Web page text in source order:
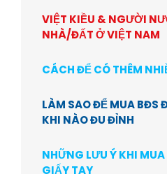
VIỆT KIỀU & NGƯỜI
NHÀ/ĐẤT Ở VIỆT NAM
CÁCH ĐỂ CÓ THÊM
LÀM SAO ĐỂ MUA BĐS
KHI NÀO ĐU ĐỈNH
NHỮNG LƯU Ý KHI
GIẤY TAY